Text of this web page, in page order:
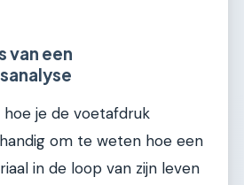
van een
je de voetafdruk
om te weten hoe een
in de loop van zijn leven